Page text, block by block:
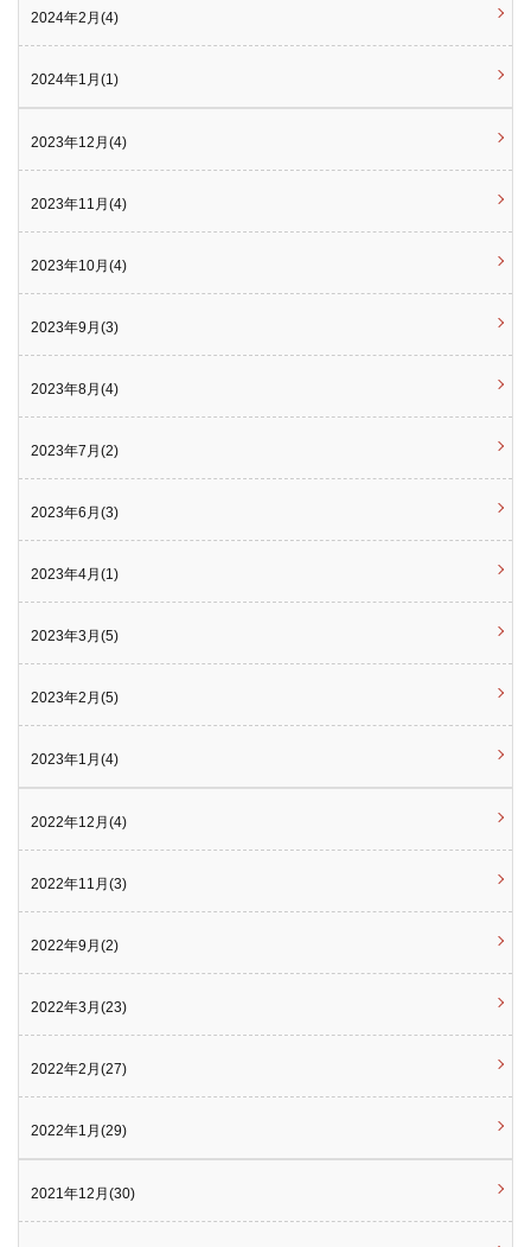
2024年2月(4)
2024年1月(1)
2023年12月(4)
2023年11月(4)
2023年10月(4)
2023年9月(3)
2023年8月(4)
2023年7月(2)
2023年6月(3)
2023年4月(1)
2023年3月(5)
2023年2月(5)
2023年1月(4)
2022年12月(4)
2022年11月(3)
2022年9月(2)
2022年3月(23)
2022年2月(27)
2022年1月(29)
2021年12月(30)